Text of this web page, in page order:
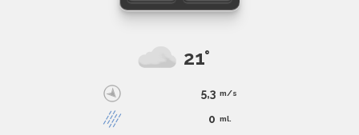
21°
5,3 m/s
0 ml.